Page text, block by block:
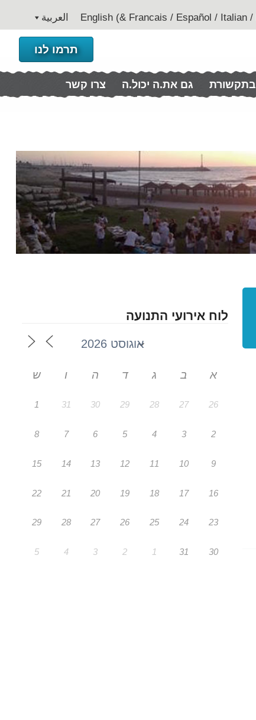
العربية
תרמו לנו
בתקשורת גם את.ה יכול.ה צרו קשר
לוח אירועי התנועה
א ב ג ד ה ו ש
26
27
28
29
30
31
1
2
3
4
5
6
7
8
9
10
11
12
13
14
15
16
17
18
19
20
21
22
23
24
25
26
27
28
29
30
31
1
2
3
4
5